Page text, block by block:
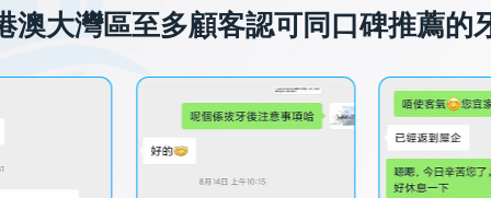
澳大灣區至多顧客認可同口碑推薦的